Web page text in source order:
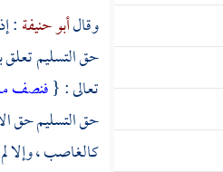
وقالأبو حنيفة:
حق التسليم تعلق
تعالى : {فنصف
حق التسليم حق
كالغاصب ، وإلا